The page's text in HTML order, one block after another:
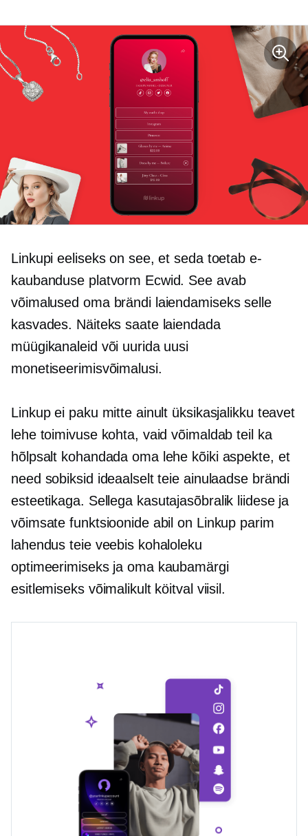
Linkupi eeliseks on see, et seda toetab e-
kaubanduse platvorm Ecwid. See avab
võimalused oma brändi laiendamiseks selle
kasvades. Näiteks saate laiendada
müügikanaleid või uurida uusi
monetiseerimisvõimalusi.
Linkup ei paku mitte ainult üksikasjalikku teavet
lehe toimivuse kohta, vaid võimaldab teil ka
hõlpsalt kohandada oma lehe kõiki aspekte, et
need sobiksid ideaalselt teie ainulaadse brändi
esteetikaga. Sellega kasutajasõbralik liidese ja
võimsate funktsioonide abil on Linkup parim
lahendus teie veebis kohaloleku
optimeerimiseks ja oma kaubamärgi
esitlemiseks võimalikult köitval viisil.